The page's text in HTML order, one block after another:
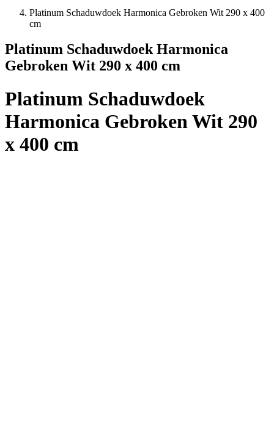
Platinum Schaduwdoek Harmonica Gebroken Wit 290 x 400
cm
Platinum Schaduwdoek Harmonica
Gebroken Wit 290 x 400 cm
Platinum Schaduwdoek
Harmonica Gebroken Wit 290
x 400 cm